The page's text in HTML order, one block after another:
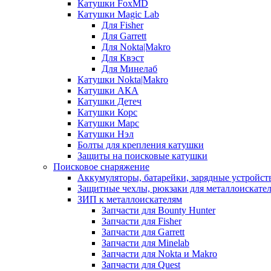
Катушки FoxMD
Катушки Magic Lab
Для Fisher
Для Garrett
Для Nokta|Makro
Для Квэст
Для Минелаб
Катушки Nokta|Makro
Катушки АКА
Катушки Детеч
Катушки Корс
Катушки Марс
Катушки Нэл
Болты для крепления катушки
Защиты на поисковые катушки
Поисковое снаряжение
Аккумуляторы, батарейки, зарядные
Защитные чехлы, рюкзаки для
ЗИП к металлоискателям
Запчасти для Bounty Hunter
Запчасти для Fisher
Запчасти для Garrett
Запчасти для Minelab
Запчасти для Nokta и Makro
Запчасти для Quest